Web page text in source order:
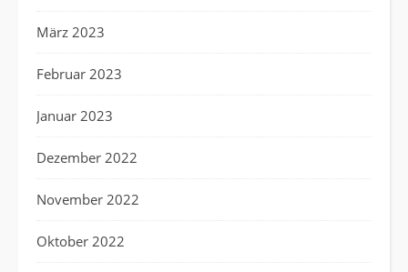
März 2023
Februar 2023
Januar 2023
Dezember 2022
November 2022
Oktober 2022